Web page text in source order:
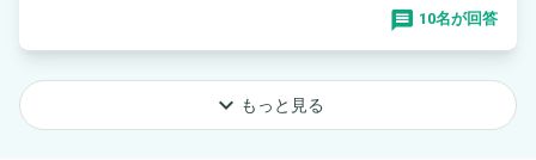
10名が回答
keyboard_arrow_down もっと見る